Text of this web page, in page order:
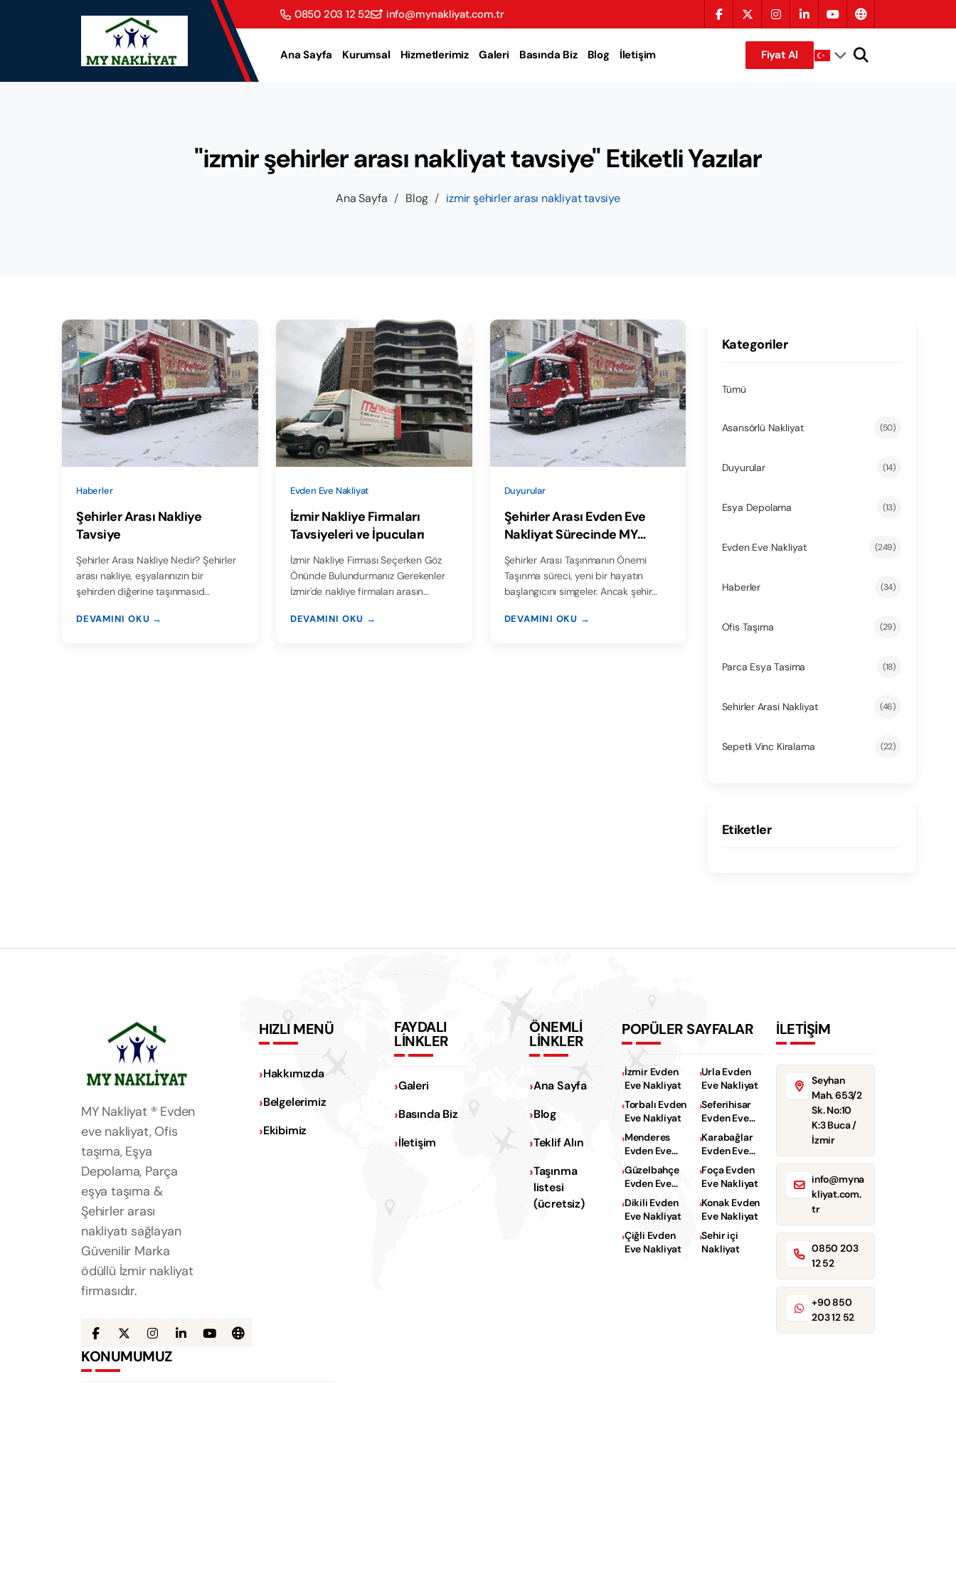
0850 203 12 52 info@mynakliyat.com.tr
Ana Sayfa Kurumsal Hizmetlerimiz Galeri Basında Biz Blog İletişim Fiyat Al
"izmir şehirler arası nakliyat tavsiye" Etiketli Yazılar
Ana Sayfa / Blog / izmir şehirler arası nakliyat tavsiye
Haberler
Şehirler Arası Nakliye
Tavsiye
Şehirler Arası Nakliye Nedir? Şehirler
arası nakliye, eşyalarınızın bir
şehirden diğerine taşınmasıd…
DEVAMINI OKU →
Evden Eve Nakliyat
İzmir Nakliye Firmaları
Tavsiyeleri ve İpucuları
İzmir Nakliye Firması Seçerken Göz
Önünde Bulundurmanız Gerekenler
İzmir'de nakliye firmaları arasın…
DEVAMINI OKU →
Duyurular
Şehirler Arası Evden Eve
Nakliyat Sürecinde MY
Nakliyat ile Güvenli Taşınma
Şehirler Arası Taşınmanın Önemi
Taşınma süreci, yeni bir hayatın
başlangıcını simgeler. Ancak şehir…
DEVAMINI OKU →
Kategoriler
Tümü
Asansörlü Nakliyat (50)
Duyurular (14)
Esya Depolama (13)
Evden Eve Nakliyat (249)
Haberler (34)
Ofis Taşıma (29)
Parca Esya Tasima (18)
Sehirler Arasi Nakliyat (46)
Sepetli Vinc Kiralama (22)
Etiketler
MY Nakliyat ® Evden
eve nakliyat, Ofis
taşıma, Eşya
Depolama, Parça
eşya taşıma &
Şehirler arası
nakliyatı sağlayan
Güvenilir Marka
ödüllü İzmir nakliyat
firmasıdır.
HIZLI MENÜ
Hakkımızda
Belgelerimiz
Ekibimiz
FAYDALI
LİNKLER
Galeri
Basında Biz
İletişim
ÖNEMLİ
LİNKLER
Ana Sayfa
Blog
Teklif Alın
Taşınma
listesi
(ücretsiz)
POPÜLER SAYFALAR
İzmir Evden
Eve Nakliyat
Urla Evden
Eve Nakliyat
Torbalı Evden
Eve Nakliyat
Seferihisar
Evden Eve
Nakliyat
Menderes
Evden Eve
Nakliyat
Karabağlar
Evden Eve
Nakliyat
Güzelbahçe
Evden Eve
Nakliyat
Foça Evden
Eve Nakliyat
Dikili Evden
Eve Nakliyat
Konak Evden
Eve Nakliyat
Çiğli Evden
Eve Nakliyat
Sehir içi
Nakliyat
İLETİŞİM
Seyhan
Mah. 653/2
Sk. No:10
K:3 Buca /
İzmir
info@myna
kliyat.com.
tr
0850 203
12 52
+90 850
203 12 52
KONUMUMUZ